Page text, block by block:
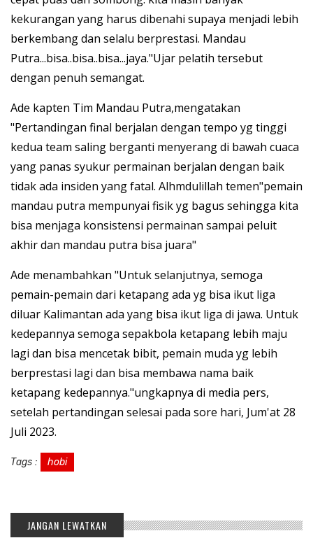
kekurangan yang harus dibenahi supaya menjadi lebih
berkembang dan selalu berprestasi. Mandau
Putra...bisa..bisa..bisa...jaya."Ujar pelatih tersebut
dengan penuh semangat.
Ade kapten Tim Mandau Putra,mengatakan
"Pertandingan final berjalan dengan tempo yg tinggi
kedua team saling berganti menyerang di bawah cuaca
yang panas syukur permainan berjalan dengan baik
tidak ada insiden yang fatal. Alhmdulillah temen"pemain
mandau putra mempunyai fisik yg bagus sehingga kita
bisa menjaga konsistensi permainan sampai peluit
akhir dan mandau putra bisa juara"
Ade menambahkan "Untuk selanjutnya, semoga
pemain-pemain dari ketapang ada yg bisa ikut liga
diluar Kalimantan ada yang bisa ikut liga di jawa. Untuk
kedepannya semoga sepakbola ketapang lebih maju
lagi dan bisa mencetak bibit, pemain muda yg lebih
berprestasi lagi dan bisa membawa nama baik
ketapang kedepannya."ungkapnya di media pers,
setelah pertandingan selesai pada sore hari, Jum'at 28
Juli 2023.
Tags : hobi
JANGAN LEWATKAN